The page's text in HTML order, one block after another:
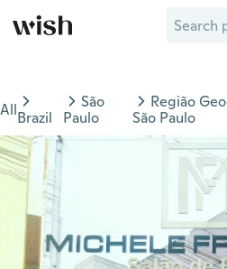
AllBrazil
São
Paulo
Região
São Paulo